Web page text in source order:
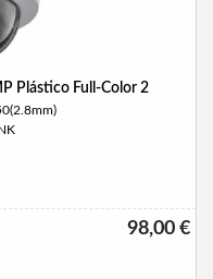
Plástico Full-Color 2
98,00 €